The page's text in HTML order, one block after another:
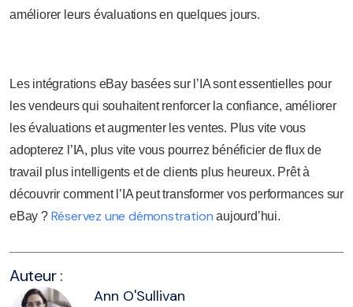
améliorer leurs évaluations en quelques jours.
Les intégrations eBay basées sur l’IA sont essentielles pour
les vendeurs qui souhaitent renforcer la confiance, améliorer
les évaluations et augmenter les ventes. Plus vite vous
adopterez l’IA, plus vite vous pourrez bénéficier de flux de
travail plus intelligents et de clients plus heureux. Prêt à
découvrir comment l’IA peut transformer vos performances sur
eBay ? Réservez une démonstration aujourd’hui.
Auteur :
Ann O'Sullivan